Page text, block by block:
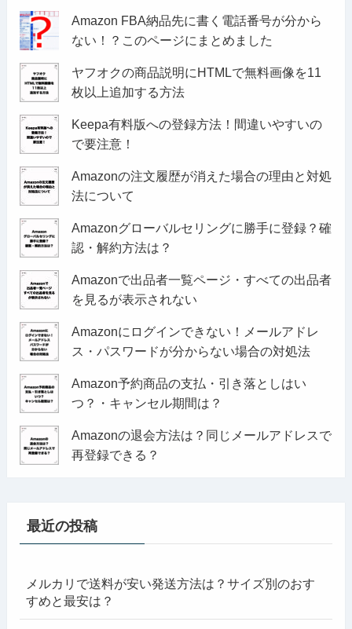
Amazon FBA納品先に書く電話番号が分から
ない！？このページにまとめました
ヤフオクの商品説明にHTMLで無料画像を11
枚以上追加する方法
Keepa有料版への登録方法！間違いやすいの
で要注意！
Amazonの注文履歴が消えた場合の理由と対処
法について
Amazonグローバルセリングに勝手に登録？確
認・解約方法は？
Amazonで出品者一覧ページ・すべての出品者
を見るが表示されない
Amazonにログインできない！メールアドレ
ス・パスワードが分からない場合の対処法
Amazon予約商品の支払・引き落としはい
つ？・キャンセル期間は？
Amazonの退会方法は？同じメールアドレスで
再登録できる？
最近の投稿
メルカリで送料が安い発送方法は？サイズ別のおす
すめと最安は？